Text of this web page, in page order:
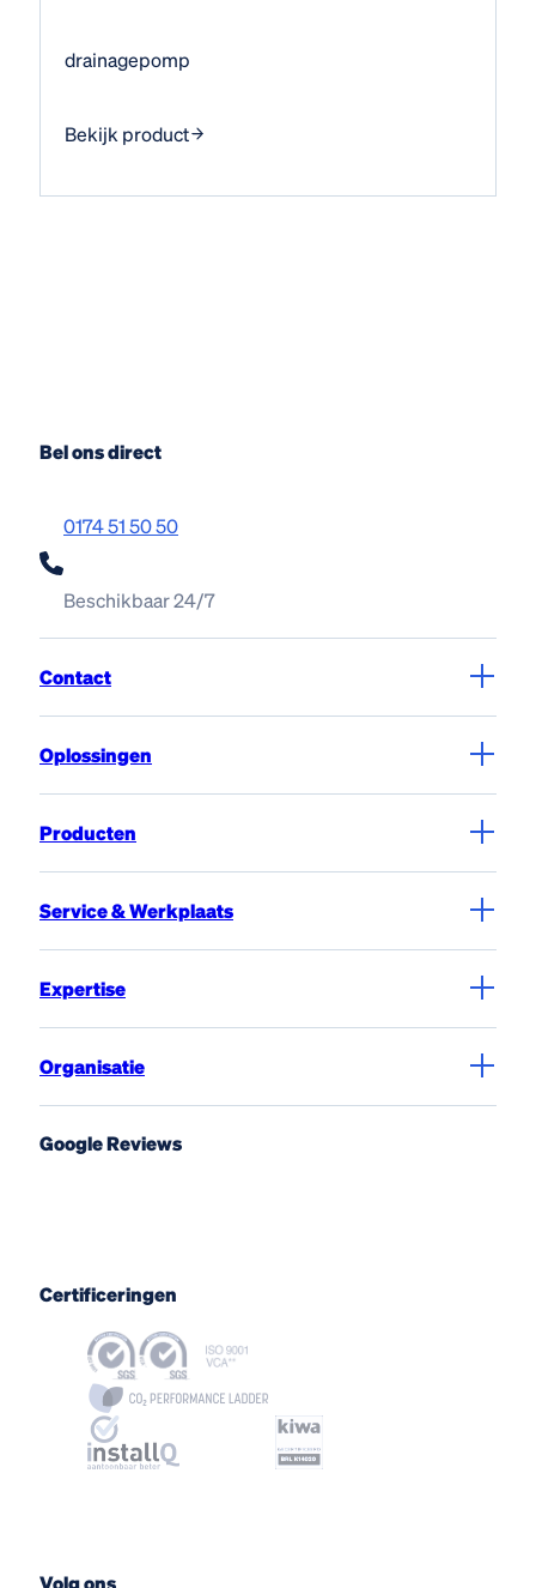
drainagepomp
Bekijk product
Bel ons direct
0174 51 50 50
Beschikbaar 24/7
Contact
Oplossingen
Producten
Service & Werkplaats
Expertise
Organisatie
Google Reviews
Certificeringen
Volg ons